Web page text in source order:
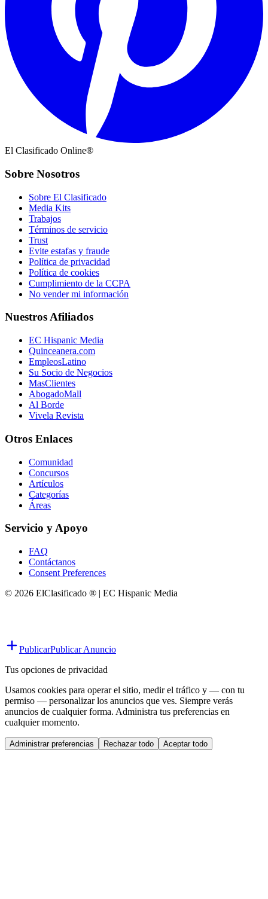
El Clasificado Online®
Sobre Nosotros
Sobre El Clasificado
Media Kits
Trabajos
Términos de servicio
Trust
Evite estafas y fraude
Política de privacidad
Política de cookies
Cumplimiento de la CCPA
No vender mi información
Nuestros Afiliados
EC Hispanic Media
Quinceanera.com
EmpleosLatino
Su Socio de Negocios
MasClientes
AbogadoMall
Al Borde
Vivela Revista
Otros Enlaces
Comunidad
Concursos
Artículos
Categorías
Áreas
Servicio y Apoyo
FAQ
Contáctanos
Consent Preferences
© 2026 ElClasificado ® | EC Hispanic Media
PublicarPublicar Anuncio
Tus opciones de privacidad
Usamos cookies para operar el sitio, medir el tráfico y — con tu
permiso — personalizar los anuncios que ves. Siempre verás
anuncios de cualquier forma. Administra tus preferencias en
cualquier momento.
Administrar preferencias Rechazar todo Aceptar todo